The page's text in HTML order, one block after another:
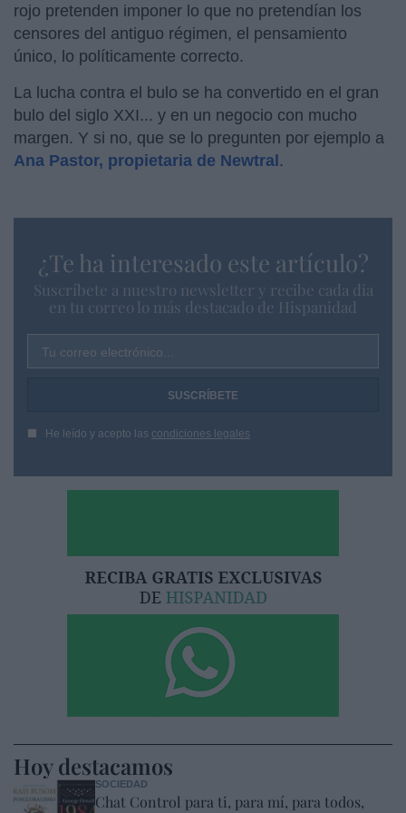
rojo pretenden imponer lo que no pretendían los
censores del antiguo régimen, el pensamiento
único, lo políticamente correcto.
La lucha contra el bulo se ha convertido en el gran
bulo del siglo XXI... y en un negocio con mucho
margen. Y si no, que se lo pregunten por ejemplo a
Ana Pastor, propietaria de Newtral.
¿Te ha interesado este artículo?
Suscríbete a nuestro newsletter y recibe cada dia
en tu correo lo más destacado de Hispanidad
Tu correo electrónico...
He leído y acepto las condiciones legales
Hoy destacamos
SOCIEDAD
Chat Control para ti, para mí, para todos,